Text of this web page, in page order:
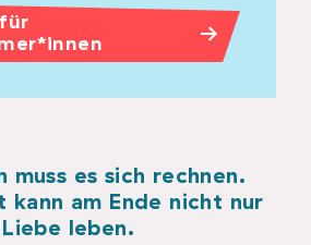
muss es sich rechnen.
kann am Ende nicht nur
leben.